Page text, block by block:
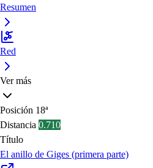
Resumen
Red
Ver más
Posición 18ª
Distancia 0.710
Título
El anillo de Giges (primera parte)